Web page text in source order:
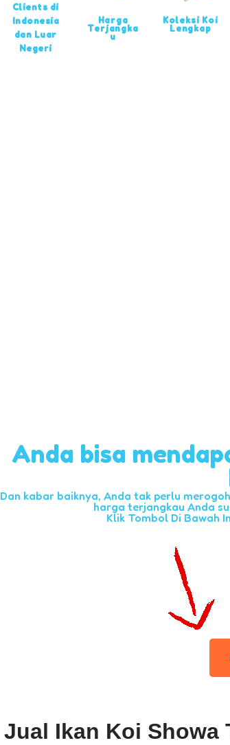
Clients di
Indonesia
dan Luar
Negeri
Harga
Terjangka
u
Koleksi Koi
Lengkap
Anda bisa
Dan kabar baiknya, Anda tak perlu
harga terjangkau Anda
Klik Tombol Di Bawah
Jual Ikan Koi Showa